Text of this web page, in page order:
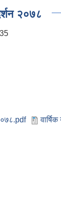
२०७८